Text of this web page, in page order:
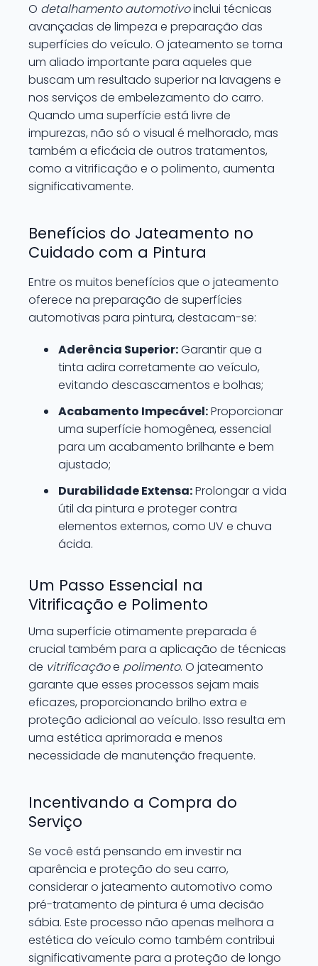
O detalhamento automotivoinclui técnicas
avançadas de limpeza e preparação das
superfícies do veículo. O jateamento se torna
um aliado importante para aqueles que
buscam um resultado superior na lavagens e
nos serviços de embelezamento do carro.
Quando uma superfície está livre de
impurezas, não só o visual é melhorado, mas
também a eficácia de outros tratamentos,
como a vitrificação e o polimento, aumenta
significativamente.
Benefícios do Jateamento no
Cuidado com a Pintura
Entre os muitos benefícios que o jateamento
oferece na preparação de superfícies
automotivas para pintura, destacam-se:
Aderência Superior:Garantir que a
tinta adira corretamente ao veículo,
evitando descascamentos e bolhas;
Acabamento Impecável:Proporcionar
uma superfície homogênea, essencial
para um acabamento brilhante e bem
ajustado;
Durabilidade Extensa:Prolongar a vida
útil da pintura e proteger contra
elementos externos, como UV e chuva
ácida.
Um Passo Essencial na
Vitrificação e Polimento
Uma superfície otimamente preparada é
crucial também para a aplicação de técnicas
de vitrificaçãoe polimento. O jateamento
garante que esses processos sejam mais
eficazes, proporcionando brilho extra e
proteção adicional ao veículo. Isso resulta em
uma estética aprimorada e menos
necessidade de manutenção frequente.
Incentivando a Compra do
Serviço
Se você está pensando em investir na
aparência e proteção do seu carro,
considerar o jateamento automotivo como
pré-tratamento de pintura é uma decisão
sábia. Este processo não apenas melhora a
estética do veículo como também contribui
significativamente para a proteção de longo